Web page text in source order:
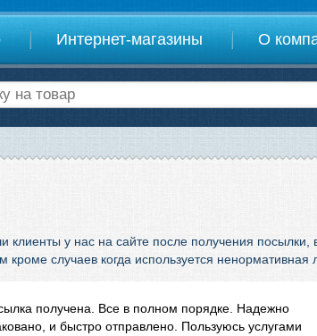
у нас на сайте после получения посылки,
случаев когда используется ненормативная
получена. Все в полном порядке. Надежно
и быстро отправлено. Пользуюсь услугами
Интернет-магазины О